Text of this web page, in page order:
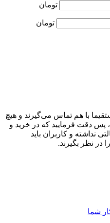
تومان
تومان
با هم تماس می‌گیرند و هیچ
پس دقت فرمایید که در خرید و
نداشته و کاربران باید
در نظر بگیرند.
شما